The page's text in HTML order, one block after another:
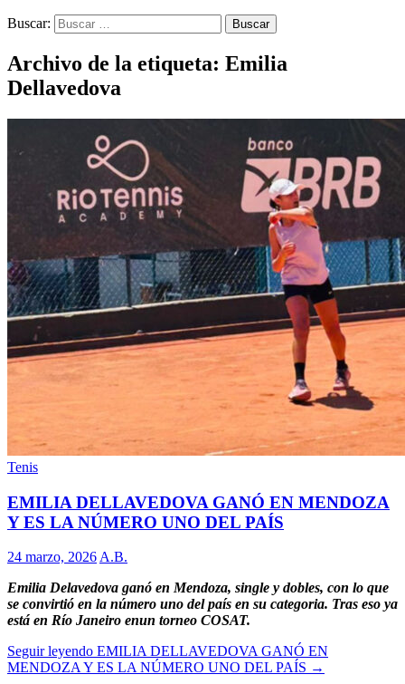
Buscar:
Archivo de la etiqueta: Emilia
Dellavedova
Tenis
EMILIA DELLAVEDOVA GANÓ EN MENDOZA
Y ES LA NÚMERO UNO DEL PAÍS
24 marzo, 2026 A.B.
Emilia Delavedova ganó en Mendoza, single y dobles, con lo que
se convirtió en la número uno del país en su categoria. Tras eso ya
está en Río Janeiro enun torneo COSAT.
Seguir leyendo EMILIA DELLAVEDOVA GANÓ EN
MENDOZA Y ES LA NÚMERO UNO DEL PAÍS →